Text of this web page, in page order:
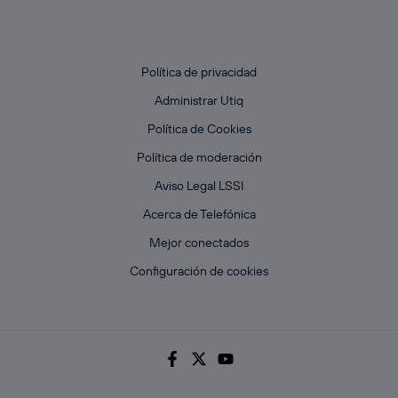
Política de privacidad
Administrar Utiq
Política de Cookies
Política de moderación
Aviso Legal LSSI
Acerca de Telefónica
Mejor conectados
Configuración de cookies
navegación del usuario del móvil.
“Administrar Utiq” en la parte inferior de esta página web o
portal de privacidad de Utiq
política de privacidad de Utiq.